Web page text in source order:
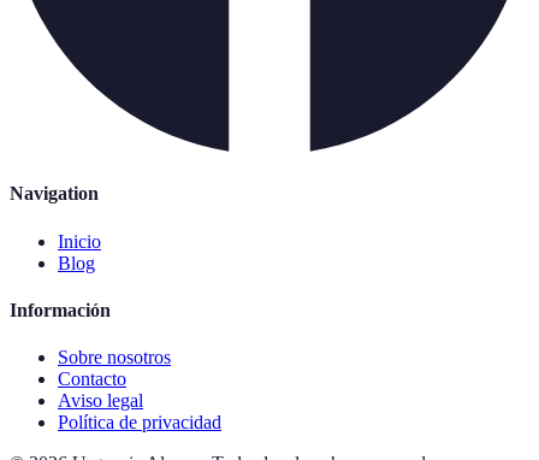
Navigation
Inicio
Blog
Información
Sobre nosotros
Contacto
Aviso legal
Política de privacidad